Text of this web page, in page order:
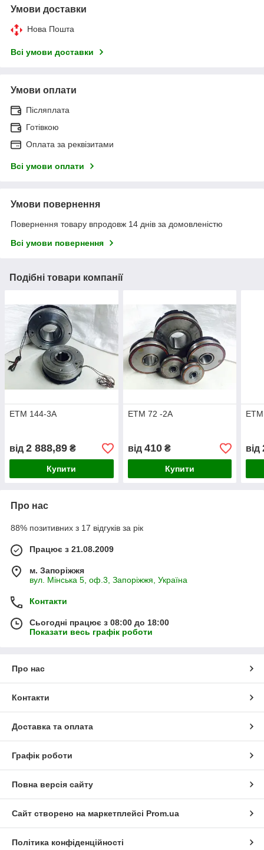
Умови доставки
Нова Пошта
Всі умови доставки
Умови оплати
Післяплата
Готівкою
Оплата за реквізитами
Всі умови оплати
Умови повернення
Повернення товару впродовж 14 днів за домовленістю
Всі умови повернення
Подібні товари компанії
ЕТМ 144-3А
від 2 888,89 ₴
Купити
ЕТМ 72 -2А
від 410₴
Купити
ЕТМ
від
Про нас
88% позитивних з 17 відгуків за рік
Працює з 21.08.2009
м. Запоріжжя
вул. Мінська 5, оф.3, Запоріжжя, Україна
Контакти
Сьогодні працює з 08:00 до 18:00
Показати весь графік роботи
Про нас
Контакти
Доставка та оплата
Графік роботи
Повна версія сайту
Сайт створено на маркетплейсі Prom.ua
Політика конфіденційності